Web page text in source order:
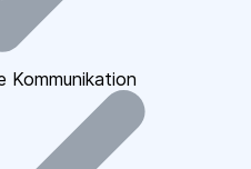
Kommunikation